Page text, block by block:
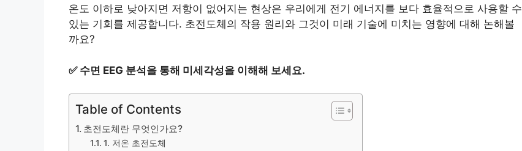
온도 이하로 낮아지면 저항이 없어지는 현상은 우리에게 전기 에너지를 보다 효율적으로 사용할 수
있는 기회를 제공합니다. 초전도체의 작용 원리와 그것이 미래 기술에 미치는 영향에 대해 논해볼
까요?
✅ 수면 EEG 분석을 통해 미세각성을 이해해 보세요.
Table of Contents
초전도체란 무엇인가요?
1. 저온 초전도체